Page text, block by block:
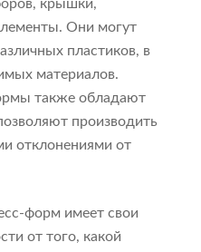
крышки,
Они могут
пластиков, в
материалов.
также обладают
производить
отклонениями от
форм имеет свои
от того, какой